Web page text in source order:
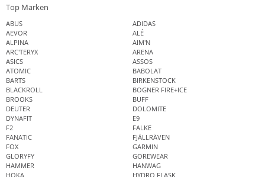
Top Marken
ABUS
ADIDAS
AEVOR
ALÉ
ALPINA
AIM'N
ARC'TERYX
ARENA
ASICS
ASSOS
ATOMIC
BABOLAT
BARTS
BIRKENSTOCK
BLACKROLL
BOGNER FIRE+ICE
BROOKS
BUFF
DEUTER
DOLOMITE
DYNAFIT
E9
F2
FALKE
FANATIC
FJÄLLRÄVEN
FOX
GARMIN
GLORYFY
GOREWEAR
HAMMER
HANWAG
HOKA
HYDRO FLASK